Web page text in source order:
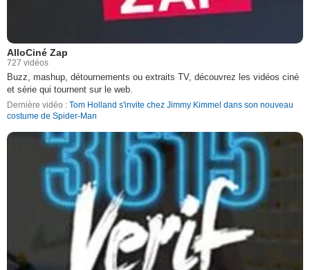
AlloCiné Zap
727 vidéos
Buzz, mashup, détournements ou extraits TV, découvrez les vidéos ciné
et série qui tournent sur le web.
Dernière vidéo : Tom Holland s'invite chez Jimmy Kimmel dans son nouveau
costume de Spider-Man